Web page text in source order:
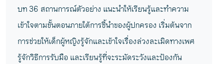
บท 36 สถานการณ์ตัวอย่าง แนะนำให้เรียนรู้และทำความ
เข้าใจตามขั้นตอนภายใต้การชี้นำของผู้ปกครอง เริ่มต้นจาก
การช่วยให้เด็กผู้หญิงรู้จักและเข้าใจเรื่องล่วงละเมิดทางเพศ
รู้จักวิธีการรับมือ และเรียนรู้ที่จะระมัดระวังและป้องกัน